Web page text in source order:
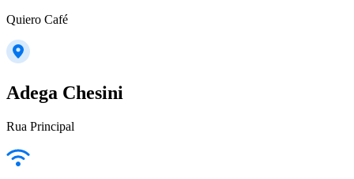
Quiero Café
Adega Chesini
Rua Principal